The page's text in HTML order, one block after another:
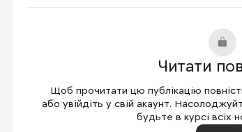
Читати
Щоб прочитати цю публікацію
або увійдіть у свій акаунт.
будьте в курсі всіх